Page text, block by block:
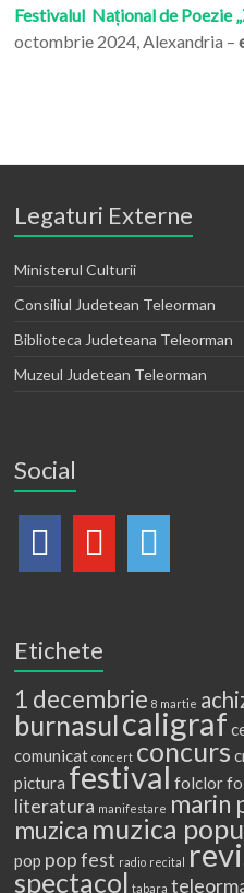
Festivalul Național de Poezie
octombrie 2024, Alexandria –
Legaturi Externe
Ministerul Culturii
Consiliul Judetean Teleorman
Biblioteca Judeteana Teleorman
Muzeul Judetean Teleorman
Social
Etichete
1 decembrie 8 martie
burnasulcaligraf
comunicat concert concurs
pictura festival folclor
literatura manifestare marin
muzica muzica
pop pop fest radio recital
spectacol tabara